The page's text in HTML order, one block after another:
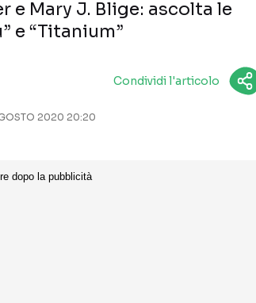
e Mary J. Blige: ascolta le
e “Titanium”
Condividi l'articolo
2020 20:20